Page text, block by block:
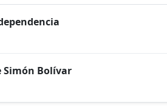
Simón Bolívar